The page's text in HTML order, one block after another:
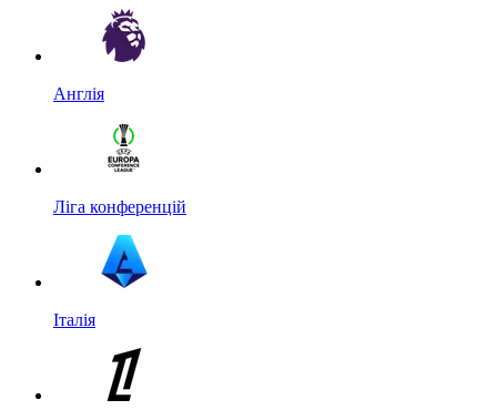
Англія
Ліга конференцій
Італія